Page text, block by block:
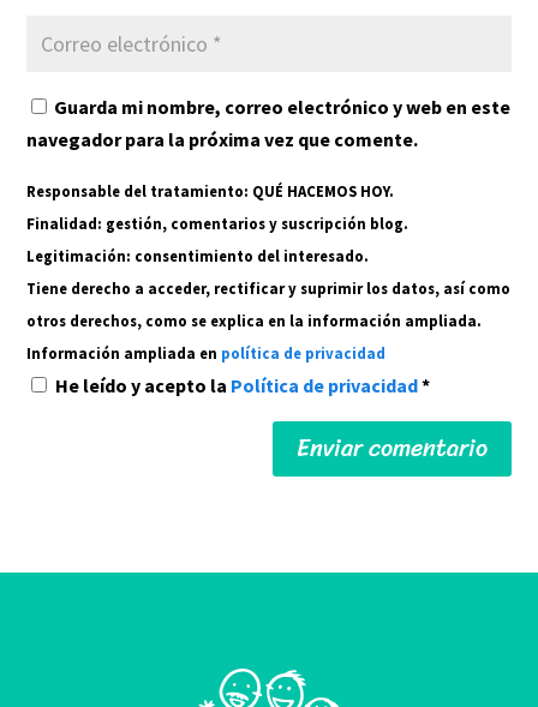
Guarda mi nombre, correo electrónico y web en este
navegador para la próxima vez que comente.
Responsable del tratamiento: QUÉ HACEMOS HOY.
Finalidad: gestión, comentarios y suscripción blog.
Legitimación: consentimiento del interesado.
Tiene derecho a acceder, rectificar y suprimir los datos, así como
otros derechos, como se explica en la información ampliada.
Información ampliada en política de privacidad
He leído y acepto la Política de privacidad*